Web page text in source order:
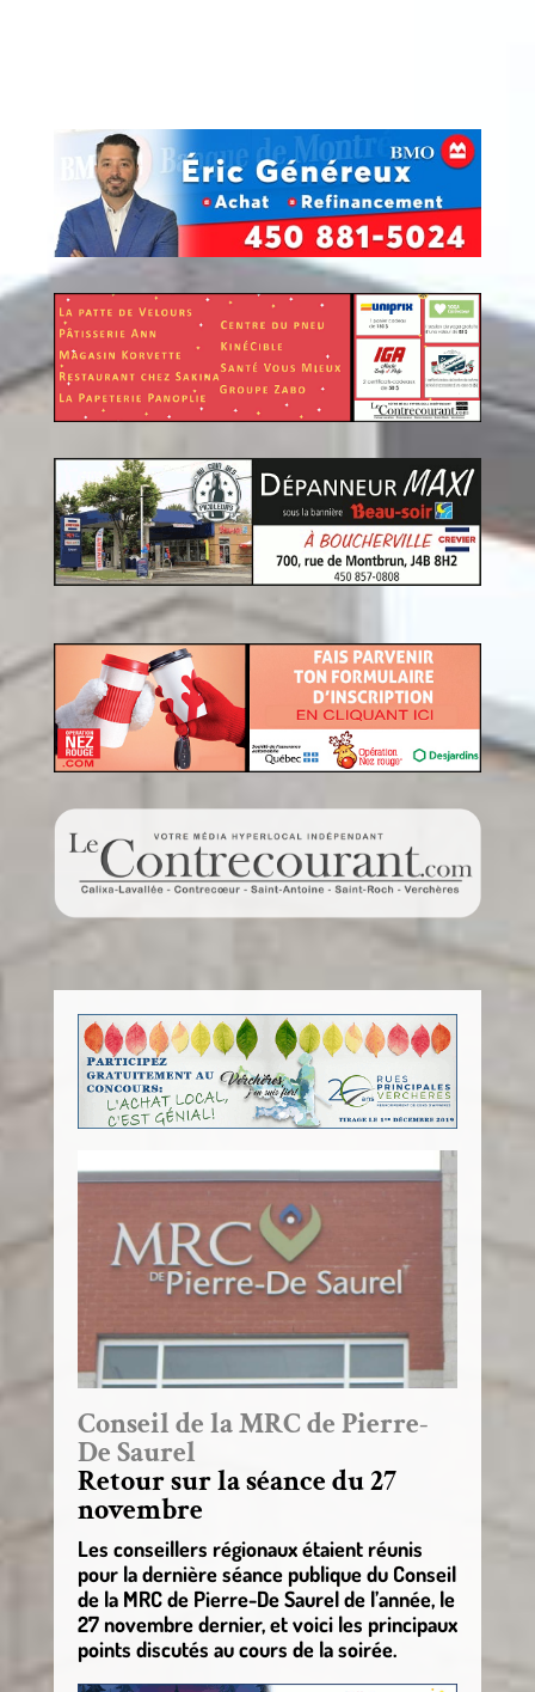
Conseil de la MRC de Pierre-
De Saurel
Retour sur la séance du 27
novembre
Les conseillers régionaux étaient réunis
pour la dernière séance publique du Conseil
de la MRC de Pierre-De Saurel de l’année, le
27 novembre dernier, et voici les principaux
points discutés au cours de la soirée.